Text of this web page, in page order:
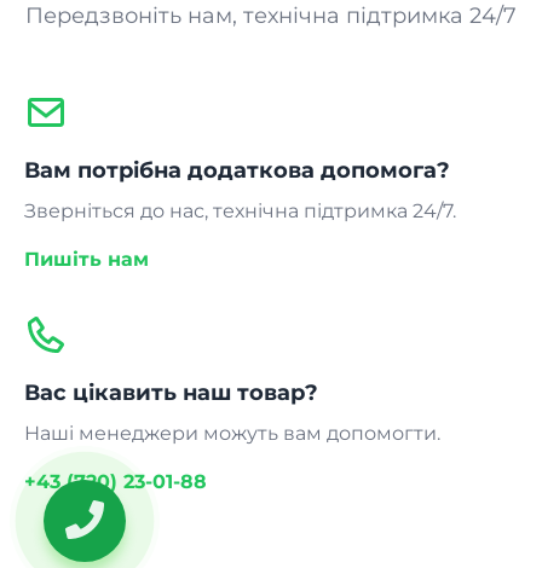
Передзвоніть нам, технічна підтримка 24/7
Вам потрібна додаткова допомога?
Зверніться до нас, технічна підтримка 24/7.
Пишіть нам
Вас цікавить наш товар?
Наші менеджери можуть вам допомогти.
+43 (720) 23-01-88